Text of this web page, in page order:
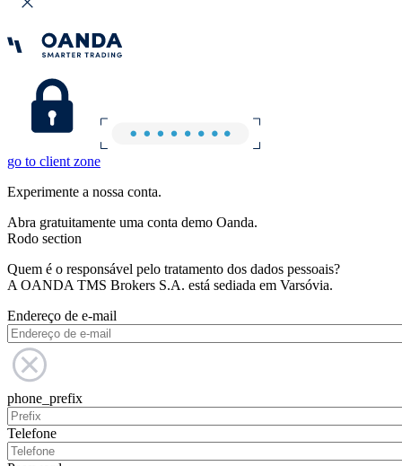
go to client zone
Experimente a nossa conta.
Abra gratuitamente uma conta demo Oanda.
Rodo section
Quem é o responsável pelo tratamento dos dados pessoais?
A OANDA TMS Brokers S.A. está sediada em Varsóvia.
Endereço de e-mail
phone_prefix
Telefone